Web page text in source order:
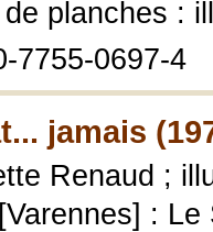
planches :
7755-0697-4
jamais
Renaud ;
: